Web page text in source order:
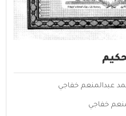
عبدالمنعم خفاجي
خفاجي